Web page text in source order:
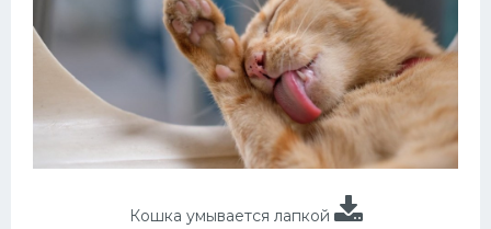
Кошка умывается лапкой